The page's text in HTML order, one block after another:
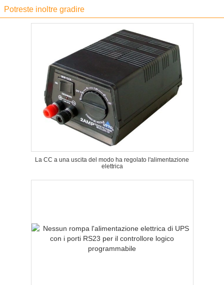
Potreste inoltre gradire
La CC a una uscita del modo ha regolato l'alimentazione
elettrica